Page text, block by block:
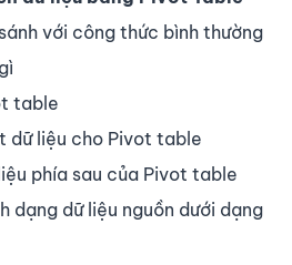
với công thức bình thường
table
dữ liệu cho Pivot table
phía sau của Pivot table
dạng dữ liệu nguồn dưới dạng